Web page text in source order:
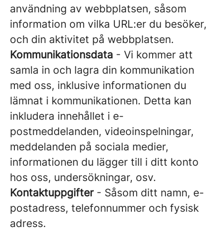
användning av webbplatsen, såsom
information om vilka URL:er du besöker,
och din aktivitet på webbplatsen.
Kommunikationsdata - Vi kommer att
samla in och lagra din kommunikation
med oss, inklusive informationen du
lämnat i kommunikationen. Detta kan
inkludera innehållet i e-
postmeddelanden, videoinspelningar,
meddelanden på sociala medier,
informationen du lägger till i ditt konto
hos oss, undersökningar, osv.
Kontaktuppgifter- Såsom ditt namn, e-
postadress, telefonnummer och fysisk
adress.